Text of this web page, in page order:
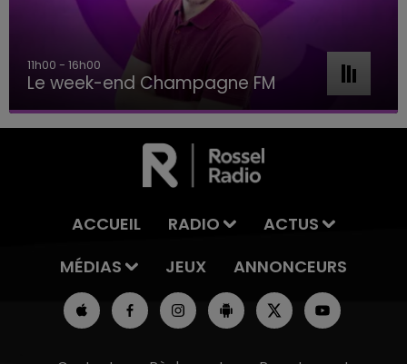
11h00 - 16h00
Le week-end Champagne FM
ACCUEIL RADIO
ACTUS
MÉDIAS
JEUX ANNONCEURS